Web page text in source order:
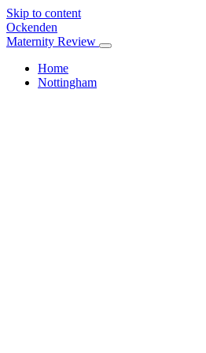
Skip to content
Ockenden
Maternity Review
Home
Nottingham